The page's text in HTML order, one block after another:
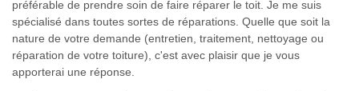
préférable de prendre soin de faire réparer le toit. Je me suis
spécialisé dans toutes sortes de réparations. Quelle que soit la
nature de votre demande (entretien, traitement, nettoyage ou
réparation de votre toiture), c'est avec plaisir que je vous
apporterai une réponse.